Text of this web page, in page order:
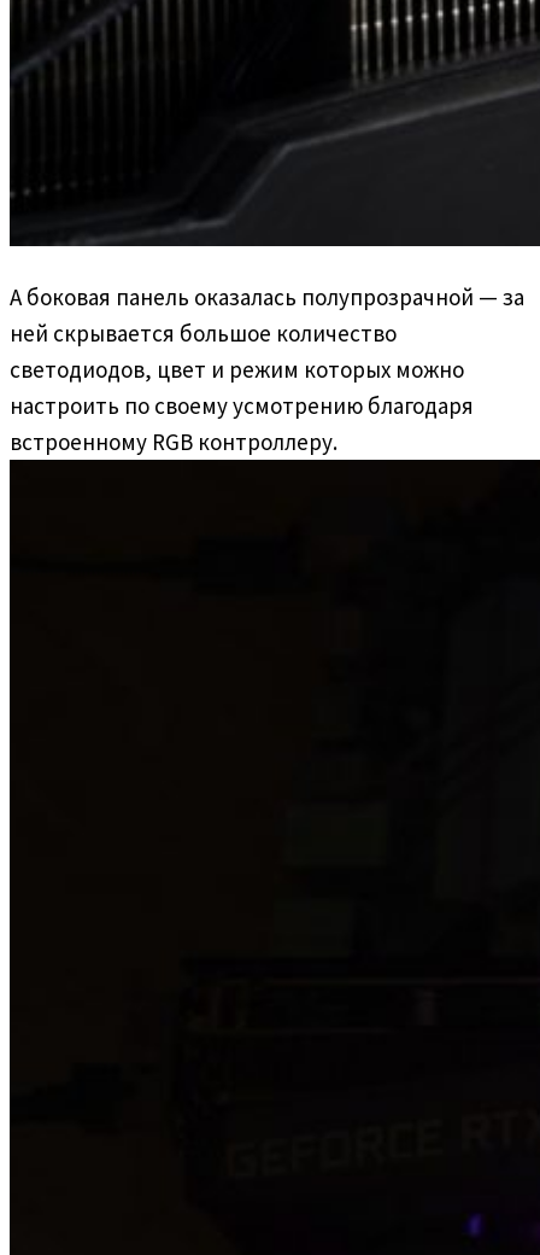
А боковая панель оказалась полупрозрачной — за
ней скрывается большое количество
светодиодов, цвет и режим которых можно
настроить по своему усмотрению благодаря
встроенному RGB контроллеру.